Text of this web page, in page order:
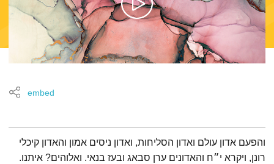
embed
תמצית הפודקאסט
והפעם אדון עולם ואדון הסליחות, ואדון ניסים אמון והאדון קיכלי
רונן, ויקרא י״ח והאדונים ערן סבאג ובעז בנאי. ואלוהים? איתנו.